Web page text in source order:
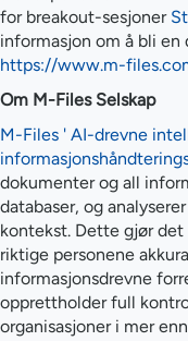
for breakout-sesjoner
informasjon om å bli en
https://www.m-
Om M-Files Selskap
M-Files ' AI-drevne
dokumenter og all
databaser, og
kontekst. Dette gjør
riktige personene
informasjonsdrevne
opprettholder full
organisasjoner i mer